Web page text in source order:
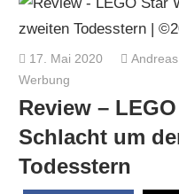
17. Mai 2020
Werbung
Review –
Schlacht um
Todesstern